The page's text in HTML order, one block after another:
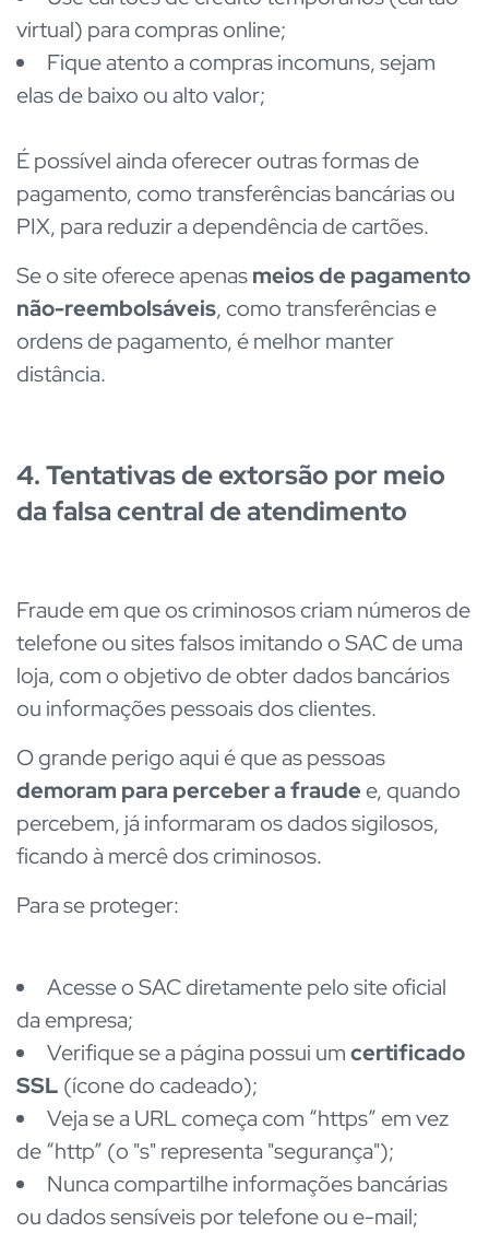
virtual) para compras online;
Fique atento a compras incomuns, sejam
elas de baixo ou alto valor;
É possível ainda oferecer outras formas de
pagamento, como transferências bancárias ou
PIX, para reduzir a dependência de cartões.
Se o site oferece apenasmeios de pagamento
não-reembolsáveis, como transferências e
ordens de pagamento, é melhor manter
distância.
4. Tentativas de extorsão por meio
da falsa central de atendimento
Fraude em que os criminosos criam números de
telefone ou sites falsos imitando o SAC de uma
loja, com o objetivo de obter dados bancários
ou informações pessoais dos clientes.
O grande perigo aqui é que as pessoas
demoram para perceber a fraudee, quando
percebem, já informaram os dados sigilosos,
ficando à mercê dos criminosos.
Para se proteger:
Acesse o SAC diretamente pelo site oficial
da empresa;
Verifique se a página possui umcertificado
SSL (ícone do cadeado);
Veja se a URL começa com “https” em vez
de “http” (o "s" representa "segurança");
Nunca compartilhe informações bancárias
ou dados sensíveis por telefone ou e-mail;